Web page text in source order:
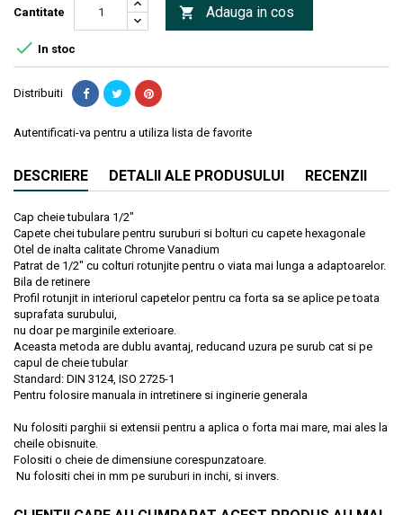
Cantitate  Adauga in cos
 In stoc
Distribuiti
Autentificati-va pentru a utiliza lista de favorite
DESCRIERE DETALII ALE PRODUSULUI RECENZII
Cap cheie tubulara 1/2"
Capete chei tubulare pentru suruburi si bolturi cu capete hexagonale
Otel de inalta calitate Chrome Vanadium
Patrat de 1/2" cu colturi rotunjite pentru o viata mai lunga a adaptoarelor.
Bila de retinere
Profil rotunjit in interiorul capetelor pentru ca forta sa se aplice pe toata
suprafata surubului,
nu doar pe marginile exterioare.
Aceasta metoda are dublu avantaj, reducand uzura pe surub cat si pe
capul de cheie tubular
Standard: DIN 3124, ISO 2725-1
Pentru folosire manuala in intretinere si inginerie generala
Nu folositi parghii si extensii pentru a aplica o forta mai mare, mai ales la
cheile obisnuite.
Folositi o cheie de dimensiune corespunzatoare.
Nu folositi chei in mm pe suruburi in inchi, si invers.